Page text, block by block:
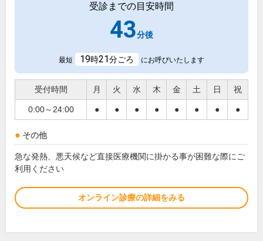
受診までの目安時間
43分後
最短 19時21分ごろ にお呼びいたします
受付時間 月 火 水 木 金 土 日 祝
0:00～24:00 ● ● ● ● ● ● ● ●
その他
急な発熱、悪天候など直接医療機関に掛かる事が困難な際にご
利用ください
オンライン診療の詳細をみる